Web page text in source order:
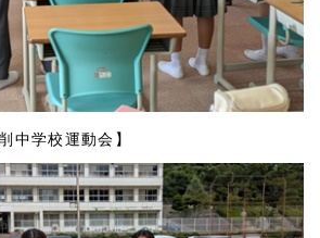
中学校運動会】